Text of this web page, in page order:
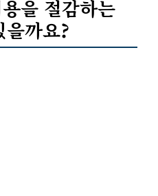
을 절감하는
까요?